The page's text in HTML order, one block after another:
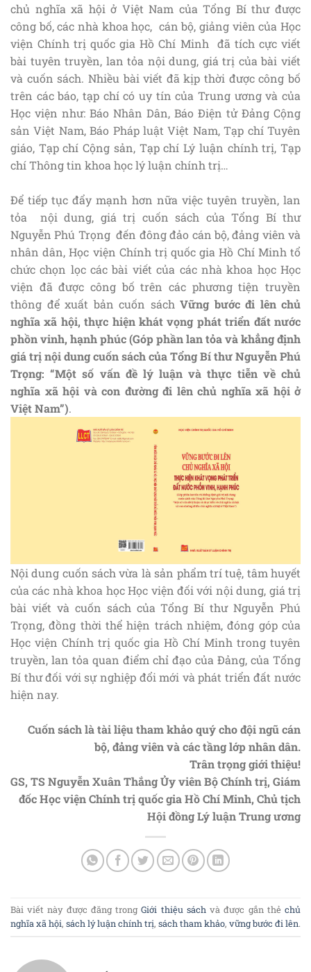
chủ nghĩa xã hội ở Việt Nam của Tổng Bí thư được
công bố, các nhà khoa học, cán bộ, giảng viên của Học
viện Chính trị quốc gia Hồ Chí Minh đã tích cực viết
bài tuyên truyền, lan tỏa nội dung, giá trị của bài viết
và cuốn sách. Nhiều bài viết đã kịp thời được công bố
trên các báo, tạp chí có uy tín của Trung ương và của
Học viện như: Báo Nhân Dân, Báo Điện tử Đảng Cộng
sản Việt Nam, Báo Pháp luật Việt Nam, Tạp chí Tuyên
giáo, Tạp chí Cộng sản, Tạp chí Lý luận chính trị, Tạp
chí Thông tin khoa học lý luận chính trị…
Để tiếp tục đẩy mạnh hơn nữa việc tuyên truyền, lan
tỏa nội dung, giá trị cuốn sách của Tổng Bí thư
Nguyễn Phú Trọng đến đông đảo cán bộ, đảng viên và
nhân dân, Học viện Chính trị quốc gia Hồ Chí Minh tổ
chức chọn lọc các bài viết của các nhà khoa học Học
viện đã được công bố trên các phương tiện truyền
thông để xuất bản cuốn sách Vững bước đi lên chủ
nghĩa xã hội, thực hiện khát vọng phát triển đất nước
phồn vinh, hạnh phúc (Góp phần lan tỏa và khẳng định
giá trị nội dung cuốn sách của Tổng Bí thư Nguyễn Phú
Trọng: “Một số vấn đề lý luận và thực tiễn về chủ
nghĩa xã hội và con đường đi lên chủ nghĩa xã hội ở
Việt Nam”).
Nội dung cuốn sách vừa là sản phẩm trí tuệ, tâm huyết
của các nhà khoa học Học viện đối với nội dung, giá trị
bài viết và cuốn sách của Tổng Bí thư Nguyễn Phú
Trọng, đồng thời thể hiện trách nhiệm, đóng góp của
Học viện Chính trị quốc gia Hồ Chí Minh trong tuyên
truyền, lan tỏa quan điểm chỉ đạo của Đảng, của Tổng
Bí thư đối với sự nghiệp đổi mới và phát triển đất nước
hiện nay.
Cuốn sách là tài liệu tham khảo quý cho đội ngũ cán
bộ, đảng viên và các tầng lớp nhân dân.
Trân trọng giới thiệu!
GS, TS Nguyễn Xuân Thắng Ủy viên Bộ Chính trị, Giám
đốc Học viện Chính trị quốc gia Hồ Chí Minh, Chủ tịch
Hội đồng Lý luận Trung ương
Bài viết này được đăng trongGiới thiệu sáchvà được gắn thẻchủ
nghĩa xã hội, sách lý luận chính trị, sách tham khảo, vững bước đi lên.